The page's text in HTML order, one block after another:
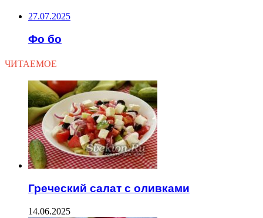
27.07.2025
Фо бо
ЧИТАЕМОЕ
Греческий салат с оливками
14.06.2025